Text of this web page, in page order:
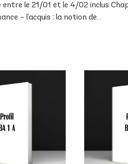
entre le 21/01 et le 4/02 inclus
– l’acquis : la notion de…